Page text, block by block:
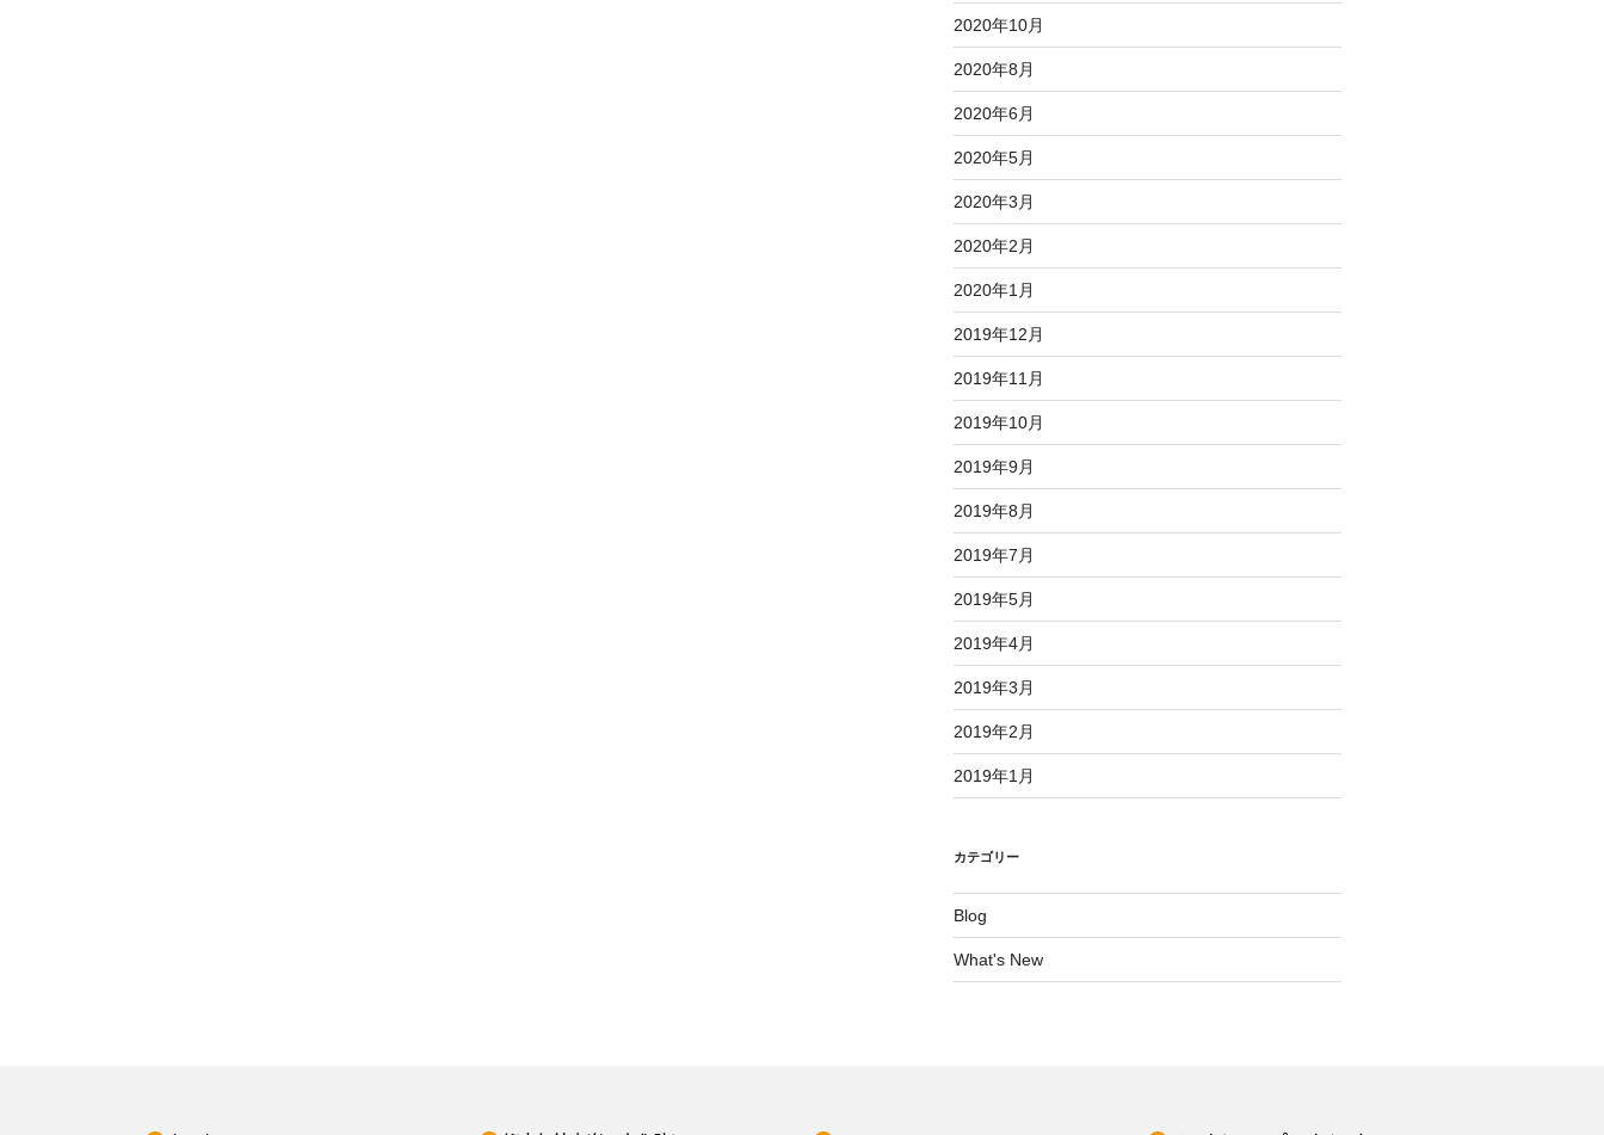
2020年10月
2020年8月
2020年6月
2020年5月
2020年3月
2020年2月
2020年1月
2019年12月
2019年11月
2019年10月
2019年9月
2019年8月
2019年7月
2019年5月
2019年4月
2019年3月
2019年2月
2019年1月
カテゴリー
Blog
What's New